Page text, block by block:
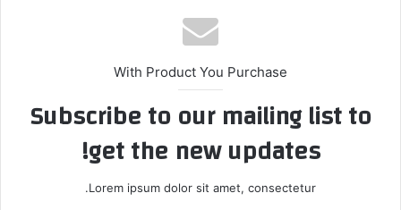
With Product You Purchase
Subscribe to our mailing list to
get the new updates!
Lorem ipsum dolor sit amet, consectetur.